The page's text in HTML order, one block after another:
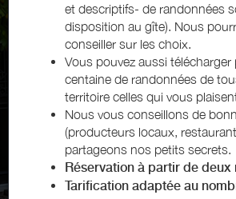
et descriptifs- de randonnées
disposition au gîte). Nous
conseiller sur les choix.
Vous pouvez aussi télécharger
centaine de randonnées de
territoire celles qui vous
Nous vous conseillons de
(producteurs locaux,
partageons nos petits secrets.
Réservation à partir de
Tarification adaptée au
Remises consenties sur la base
De 4 nuits à 6 nuits consécutives,
De 7 nuits à 9 nuits consécutives,
Au delà de 10 nuits, remise de
Ces remises sont appliquées